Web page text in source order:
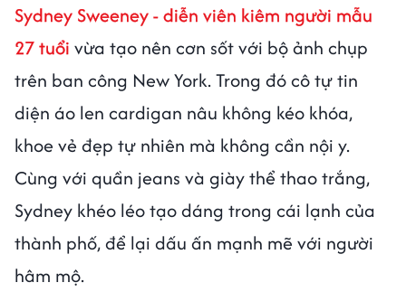
Sydney Sweeney - diễn viên kiêm người mẫu
27 tuổi vừa tạo nên cơn sốt với bộ ảnh chụp
trên ban công New York. Trong đó cô tự tin
diện áo len cardigan nâu không kéo khóa,
khoe vẻ đẹp tự nhiên mà không cần nội y.
Cùng với quần jeans và giày thể thao trắng,
Sydney khéo léo tạo dáng trong cái lạnh của
thành phố, để lại dấu ấn mạnh mẽ với người
hâm mộ.